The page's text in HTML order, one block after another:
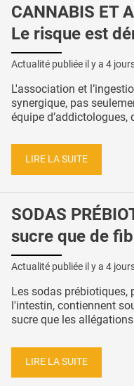
CANNABIS ET
Le risque est
Actualité publiée il y a 4
L'association et
synergique, pas
équipe d’addictologues,
LIRE LA SUITE
SODAS
sucre que de
Actualité publiée il y a 4
Les sodas prébiotiques,
l'intestin, contiennent
sucre que les
LIRE LA SUITE